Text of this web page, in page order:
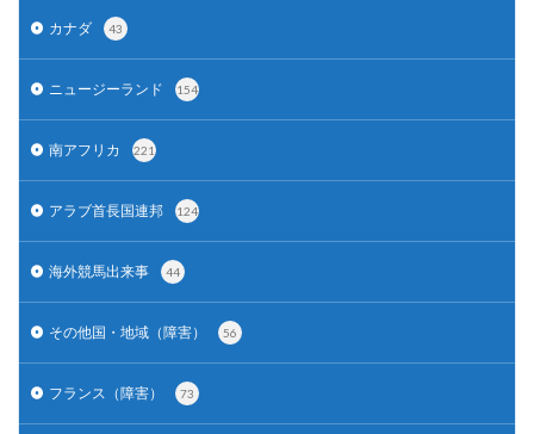
カナダ 43
ニュージーランド 154
南アフリカ 221
アラブ首長国連邦 124
海外競馬出来事 44
その他国・地域（障害） 56
フランス（障害） 73